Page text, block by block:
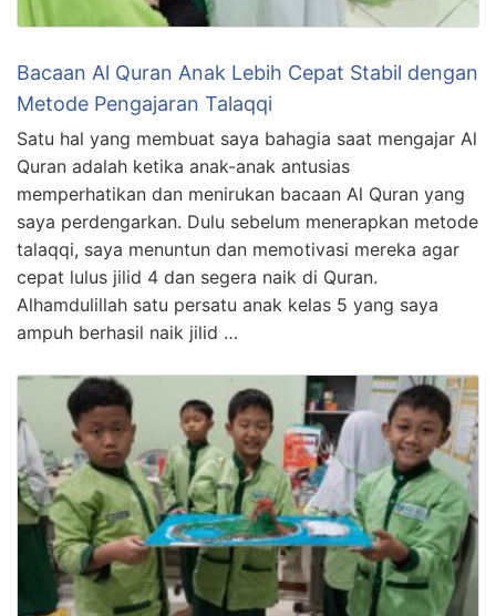
Bacaan Al Quran Anak Lebih Cepat Stabil dengan
Metode Pengajaran Talaqqi
Satu hal yang membuat saya bahagia saat mengajar Al
Quran adalah ketika anak-anak antusias
memperhatikan dan menirukan bacaan Al Quran yang
saya perdengarkan. Dulu sebelum menerapkan metode
talaqqi, saya menuntun dan memotivasi mereka agar
cepat lulus jilid 4 dan segera naik di Quran.
Alhamdulillah satu persatu anak kelas 5 yang saya
ampuh berhasil naik jilid …